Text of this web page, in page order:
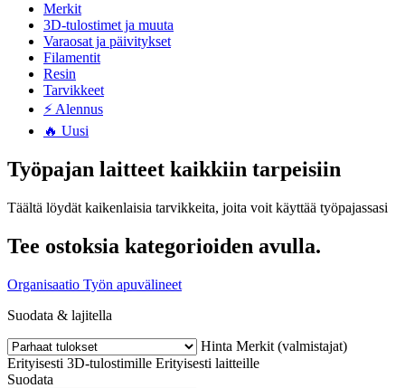
Merkit
3D-tulostimet ja muuta
Varaosat ja päivitykset
Filamentit
Resin
Tarvikkeet
⚡ Alennus
🔥 Uusi
Työpajan laitteet kaikkiin tarpeisiin
Täältä löydät kaikenlaisia tarvikkeita, joita voit käyttää työpajassasi
Tee ostoksia kategorioiden avulla.
Organisaatio Työn apuvälineet
Suodata & lajitella
Hinta Merkit (valmistajat)
Erityisesti 3D-tulostimille Erityisesti laitteille
Suodata